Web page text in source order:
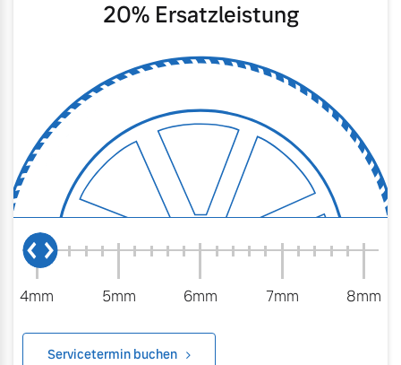
20% Ersatzleistung
4mm 5mm 6mm 7mm 8mm
Servicetermin buchen